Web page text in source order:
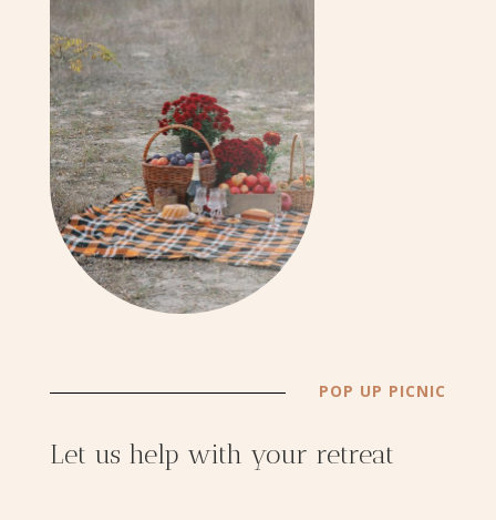
POP UP PICNIC
Let us help with your retreat